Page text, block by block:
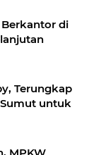
di
Terungkap
untuk